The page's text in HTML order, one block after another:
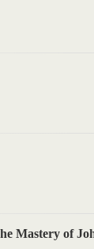
Mastery of